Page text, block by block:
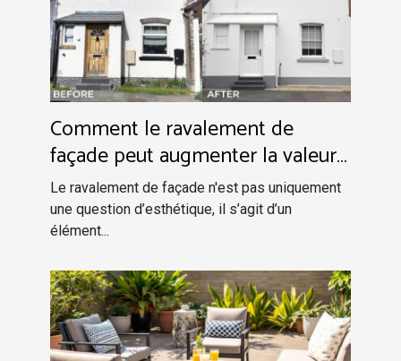
Comment le ravalement de
façade peut augmenter la valeur
de votre propriété?
Le ravalement de façade n'est pas uniquement
une question d’esthétique, il s’agit d’un
élément...